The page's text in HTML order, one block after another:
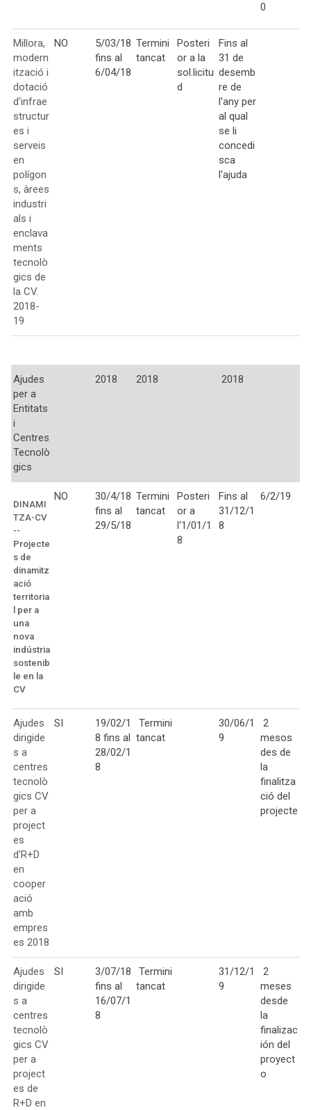
0
Millora,
modern
ització i
dotació
d'infrae
structur
es i
serveis
en
polígon
s, àrees
industri
als i
enclava
ments
tecnolò
gics de
la CV.
2018-
19
NO
5/03/18
fins al
6/04/18
Termini
tancat
Posteri
or a la
sol.licitu
d
Fins al
31 de
desemb
re de
l'any per
al qual
se li
concedi
sca
l'ajuda
Ajudes
per a
Entitats
i
Centres
Tecnolò
gics
2018 2018 2018
DINAMI
TZA-CV
--
Projecte
s de
dinamitz
ació
territoria
l per a
una
nova
indústria
sostenib
le en la
CV
NO
30/4/18
fins al
29/5/18
Termini
tancat
Posteri
or a
l'1/01/1
8
Fins al
31/12/1
8
6/2/19
Ajudes
dirigide
s a
centres
tecnolò
gics CV
per a
project
es
d'R+D
en
cooper
ació
amb
empres
es 2018
SI
19/02/1
8 fins al
28/02/1
8
Termini
tancat
30/06/1
9
2
mesos
des de
la
finalitza
ció del
projecte
Ajudes
dirigide
s a
centres
tecnolò
gics CV
per a
project
es de
R+D en
SI
3/07/18
fins al
16/07/1
8
Termini
tancat
31/12/1
9
2
meses
desde
la
finalizac
ión del
proyect
o